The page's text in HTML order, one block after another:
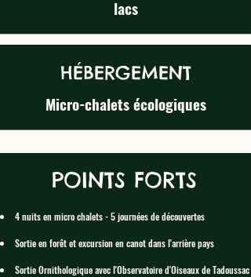
lacs
HÉBERGEMENT
Micro-chalets écologiques
POINTS FORTS
4 nuits en micro chalets - 5 journées de découvertes​
Sortie en forêt et excursion en canot dans l'arrière pays
Sortie Ornithologique avec l'Observatoire d'Oiseaux de Tadoussac